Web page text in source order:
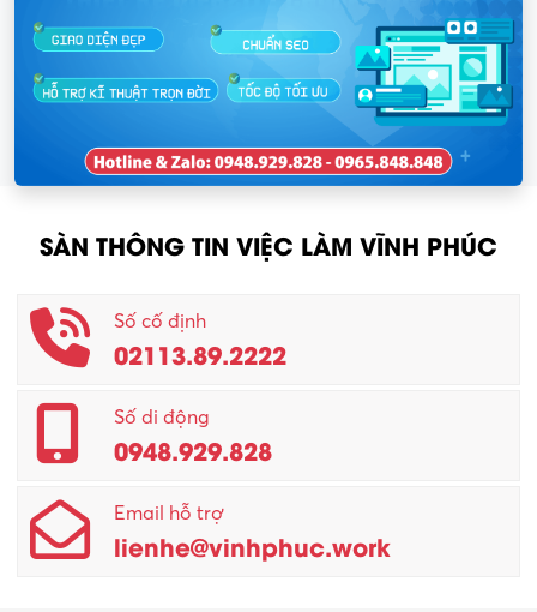
SÀN THÔNG TIN VIỆC LÀM VĨNH PHÚC
Số cố định
02113.89.2222
Số di động
0948.929.828
Email hỗ trợ
lienhe@vinhphuc.work